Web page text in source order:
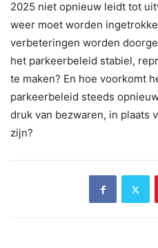
2025 niet opnieuw leidt tot
weer moet worden
verbeteringen worden
het parkeerbeleid stabiel,
te maken? En hoe voorkomt
parkeerbeleid steeds
druk van bezwaren, in plaats
zijn?